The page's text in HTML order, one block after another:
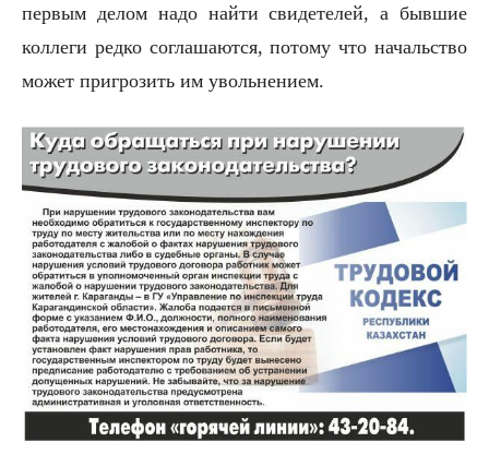
первым делом надо найти свидетелей, а бывшие
коллеги редко соглашаются, потому что начальство
может пригрозить им увольнением.